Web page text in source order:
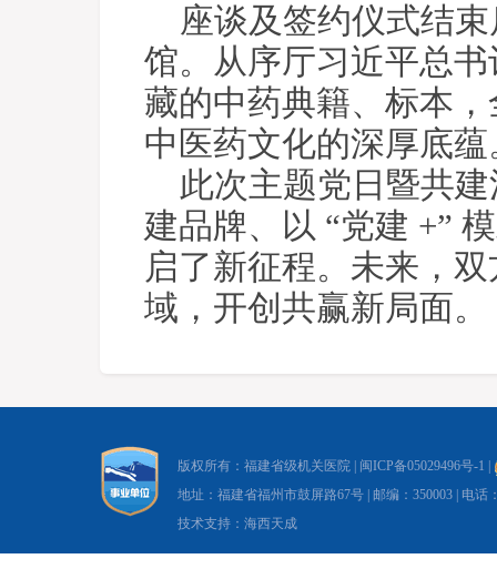
座谈及签约仪式结
馆。从序厅习近平总
藏的中药典籍、标本
中医药文化的深厚底蕴
此次主题党日暨共
建品牌、以 “党建 +”
启了新征程。未来，
域，开创共赢新局面。
版权所有：福建省级机关医院 | 闽ICP备05029496号-1
地址：福建省福州市鼓屏路67号 | 邮编：350003 | 电话
技术支持：海西天成